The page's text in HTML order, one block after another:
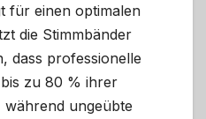
für einen optimalen
die Stimmbänder
dass professionelle
zu 80 % ihrer
ungeübte